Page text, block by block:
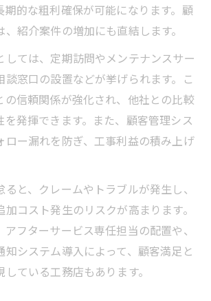
期的な粗利確保が可能になります。顧
紹介案件の増加にも直結します。
しては、定期訪問やメンテナンスサー
談窓口の設置などが挙げられます。こ
の信頼関係が強化され、他社との比較
を発揮できます。また、顧客管理シス
ロー漏れを防ぎ、工事利益の積み上げ
と、クレームやトラブルが発生し、
コスト発生のリスクが高まります。
フターサービス専任担当の配置や、
知システム導入によって、顧客満足と
ている工務店もあります。